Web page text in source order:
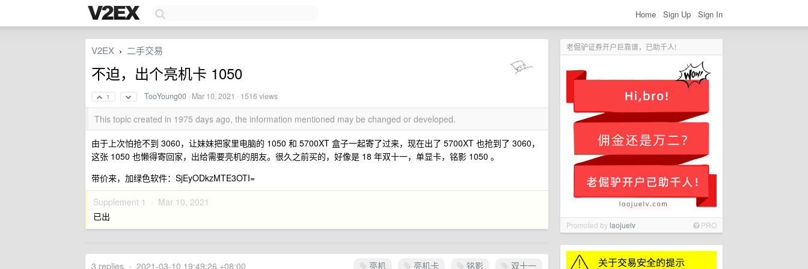
Home Sign Up Sign In
老倔驴证券开户巨靠谱，已助千人!
Promoted bylaojuelv PRO
V2EX › 二手交易
不迫，出个亮机卡 1050
1 TooYoung00 · Mar 10, 2021 · 1516 views
This topic created in 1975 days ago, the information mentioned may be changed or developed.
由于上次怕抢不到 3060，让妹妹把家里电脑的 1050 和 5700XT 盒子一起寄了过来，现在出了 5700XT 也抢到了 3060，
这张 1050 也懒得寄回家，出给需要亮机的朋友。很久之前买的，好像是 18 年双十一，单显卡，铭影 1050 。
带价来，加绿色软件：SjEyODkzMTE3OTI=
Supplement 1 · Mar 10, 2021
已出
亮机 亮机卡 铭影 双十一
3 replies • 2021-03-10 19:49:26 +08:00